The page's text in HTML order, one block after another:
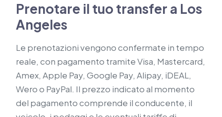
Prenotare il tuo transfer a Los
Angeles
Le prenotazioni vengono confermate in tempo
reale, con pagamento tramite Visa, Mastercard,
Amex, Apple Pay, Google Pay, Alipay, iDEAL,
Wero o PayPal. Il prezzo indicato al momento
del pagamento comprende il conducente, il